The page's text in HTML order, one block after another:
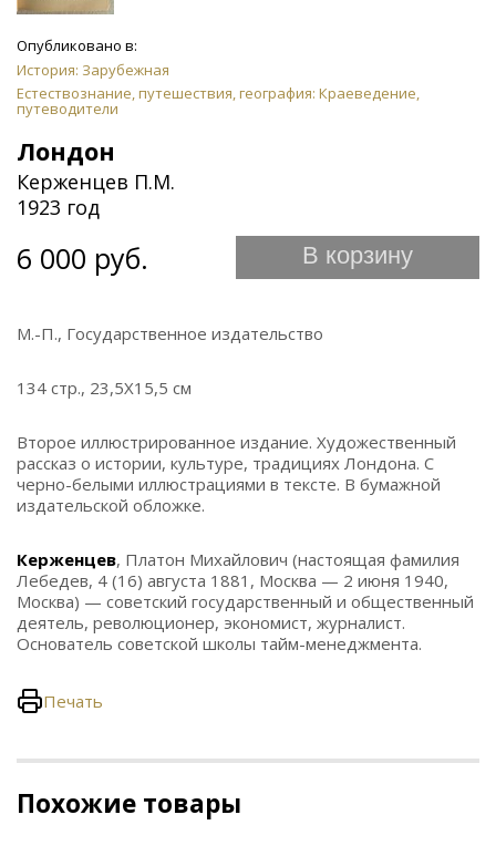
Опубликовано в:
История: Зарубежная
Естествознание, путешествия, география: Краеведение,
путеводители
Лондон
Керженцев П.М.
1923 год
6 000 руб. В корзину
М.-П., Государственное издательство
134 стр., 23,5Х15,5 см
Второе иллюстрированное издание. Художественный
рассказ о истории, культуре, традициях Лондона. С
черно-белыми иллюстрациями в тексте. В бумажной
издательской обложке.
Керженцев, Платон Михайлович (настоящая фамилия
Лебедев, 4 (16) августа 1881, Москва — 2 июня 1940,
Москва) — советский государственный и общественный
деятель, революционер, экономист, журналист.
Основатель советской школы тайм-менеджмента.
Печать
Похожие товары